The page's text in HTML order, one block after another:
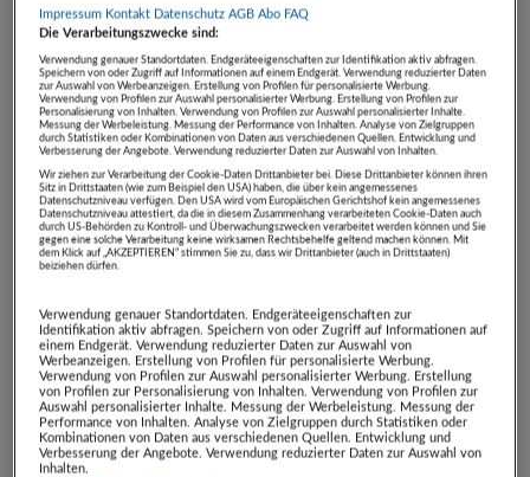
€ 508,00
- Artikel endet in -
TAG STD MIN SEK
00 00 00 00
Auktion beendet
abgeben.
ARTIKEL BEOBACHTEN
Zuschlag ab:
Impressum Kontakt Datenschutz AGB Abo FAQ
Die Verarbeitungszwecke sind:
Verwendung genauer Standortdaten. Endgeräteeigenschaften zur Identifikation aktiv abfragen.
Speichern von oder Zugriff auf Informationen auf einem Endgerät. Verwendung reduzierter Daten
zur Auswahl von Werbeanzeigen. Erstellung von Profilen für personalisierte Werbung.
Verwendung von Profilen zur Auswahl personalisierter Werbung. Erstellung von Profilen zur
Personalisierung von Inhalten. Verwendung von Profilen zur Auswahl personalisierter Inhalte.
Messung der Werbeleistung. Messung der Performance von Inhalten. Analyse von Zielgruppen
durch Statistiken oder Kombinationen von Daten aus verschiedenen Quellen. Entwicklung und
Verbesserung der Angebote. Verwendung reduzierter Daten zur Auswahl von Inhalten.
Wir ziehen zur Verarbeitung der Cookie-Daten Drittanbieter bei. Diese Drittanbieter können ihren
Sitz in Drittstaaten (wie zum Beispiel den USA) haben, die über kein angemessenes
Datenschutzniveau verfügen. Den USA wird vom Europäischen Gerichtshof kein angemessenes
Datenschutzniveau attestiert, da die in diesem Zusammenhang verarbeiteten Cookie-Daten auch
durch US-Behörden zu Kontroll- und Überwachungszwecken verarbeitet werden können und Sie
gegen eine solche Verarbeitung keine wirksamen Rechtsbehelfe geltend machen können. Mit
dem Klick auf „AKZEPTIEREN“ stimmen Sie zu, dass wir Drittanbieter (auch in Drittstaaten)
beiziehen dürfen.
Verwendung genauer Standortdaten. Endgeräteeigenschaften zur
Identifikation aktiv abfragen. Speichern von oder Zugriff auf Informationen auf
einem Endgerät. Verwendung reduzierter Daten zur Auswahl von
Werbeanzeigen. Erstellung von Profilen für personalisierte Werbung.
Verwendung von Profilen zur Auswahl personalisierter Werbung. Erstellung
von Profilen zur Personalisierung von Inhalten. Verwendung von Profilen zur
Auswahl personalisierter Inhalte. Messung der Werbeleistung. Messung der
Performance von Inhalten. Analyse von Zielgruppen durch Statistiken oder
Kombinationen von Daten aus verschiedenen Quellen. Entwicklung und
Verbesserung der Angebote. Verwendung reduzierter Daten zur Auswahl von
Inhalten.